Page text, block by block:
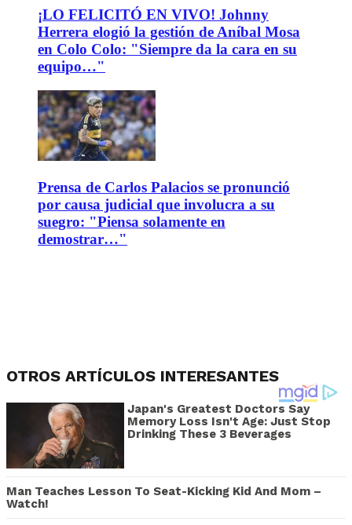
¡LO FELICITÓ EN VIVO! Johnny
Herrera elogió la gestión de Aníbal Mosa
en Colo Colo: "Siempre da la cara en su
equipo…"
Prensa de Carlos Palacios se pronunció
por causa judicial que involucra a su
suegro: "Piensa solamente en
demostrar…"
OTROS ARTÍCULOS INTERESANTES
Japan's Greatest Doctors Say
Memory Loss Isn't Age: Just Stop
Drinking These 3 Beverages
Man Teaches Lesson To Seat-Kicking Kid And Mom –
Watch!